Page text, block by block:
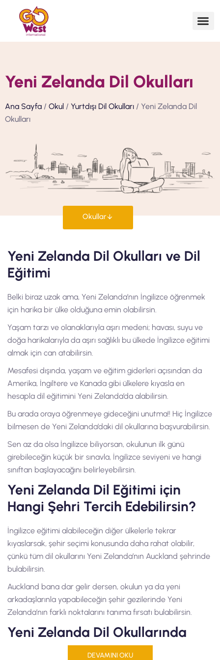
Yeni Zelanda Dil Okulları
Ana Sayfa / Okul / Yurtdışı Dil Okulları / Yeni Zelanda Dil
Okulları
Okullar
Yeni Zelanda Dil Okulları ve Dil
Eğitimi
Belki biraz uzak ama, Yeni Zelanda’nın İngilizce öğrenmek
için harika bir ülke olduğuna emin olabilirsin.
Yaşam tarzı ve olanaklarıyla aşırı medeni; havası, suyu ve
doğa harikalarıyla da aşırı sağlıklı bu ülkede İngilizce eğitimi
almak için can atabilirsin.
Mesafesi dışında, yaşam ve eğitim giderleri açısından da
Amerika, İngiltere ve Kanada gibi ülkelere kıyasla en
hesapla dil eğitimini Yeni Zelanda’da alabilirsin.
Bu arada oraya öğrenmeye gideceğini unutma!! Hiç İngilizce
bilmesen de Yeni Zelanda’daki dil okullarına başvurabilirsin.
Sen az da olsa İngilizce biliyorsan, okulunun ilk günü
girebileceğin küçük bir sınavla, İngilizce seviyeni ve hangi
sınıftan başlayacağını belirleyebilirsin.
Yeni Zelanda Dil Eğitimi için
Hangi Şehri Tercih Edebilirsin?
İngilizce eğitimi alabileceğin diğer ülkelerle tekrar
kıyaslarsak, şehir seçimi konusunda daha rahat olabilir,
çünkü tüm dil okullarını Yeni Zelanda’nın Auckland şehrinde
bulabilirsin.
Auckland bana dar gelir dersen, okulun ya da yeni
arkadaşlarınla yapabileceğin şehir gezilerinde Yeni
Zelanda’nın farklı noktalarını tanıma fırsatı bulabilirsin.
Yeni Zelanda Dil Okullarında
Sunulan Programlar
DEVAMINI OKU